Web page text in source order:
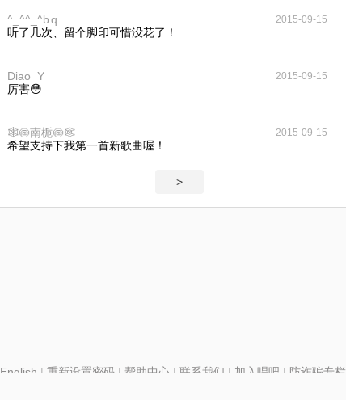
^_^^_^b q 2015-09-15
听了几次、留个脚印可惜没花了！
Diao_Y 2015-09-15
厉害😳
🕸🍥南栀🍥🕸 2015-09-15
希望支持下我第一首新歌曲喔！
>
English | 重新设置密码| 帮助中心 | 联系我们 | 加入唱吧 | 防诈骗专栏